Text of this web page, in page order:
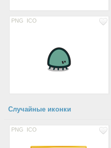
PNG ICO
Случайные иконки
PNG ICO